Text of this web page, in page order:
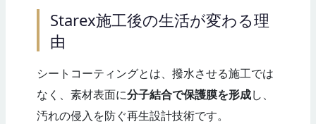
Starex施工後の生活が変わる理
由
シートコーティングとは、撥水させる施工では
なく、素材表面に分子結合で保護膜を形成し、
汚れの侵入を防ぐ再生設計技術です。